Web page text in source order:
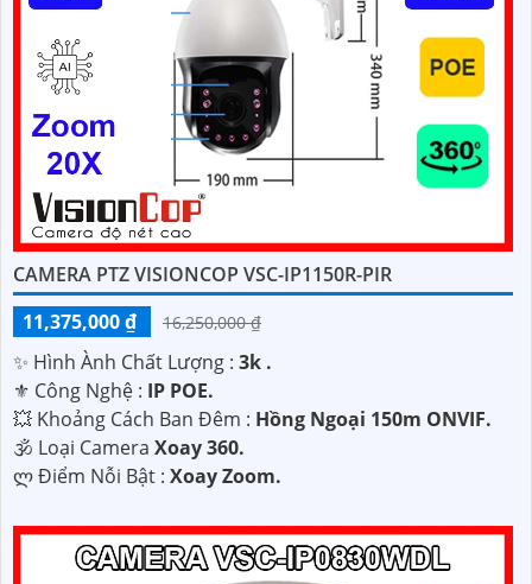
CAMERA PTZ VISIONCOP VSC-IP1150R-PIR
11,375,000 ₫
16,250,000 ₫
✨ Hình Ành Chất Lượng : 3k .
⚜️ Công Nghệ : IP POE.
💥 Khoảng Cách Ban Đêm : Hồng Ngoại 150m ONVIF.
🕉️ Loại Camera Xoay 360.
️ლ Điểm Nỗi Bật : Xoay Zoom.